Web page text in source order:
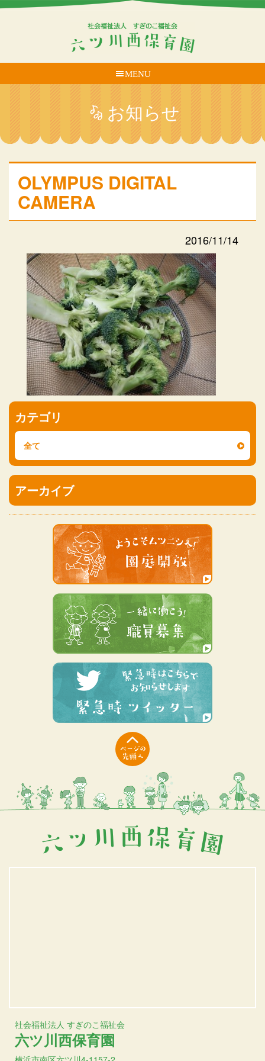
MENU
お知らせ
OLYMPUS DIGITAL
CAMERA
2016/11/14
カテゴリ
全て
アーカイブ
社会福祉法人 すぎのこ福祉会
六ツ川西保育園